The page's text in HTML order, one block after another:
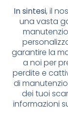
In sintesi, il
una vasta
garantire la
a noi per
perdite e
di
dei tuoi
informazioni